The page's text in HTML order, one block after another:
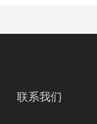
联系我们